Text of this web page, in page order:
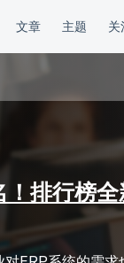
！排行榜全